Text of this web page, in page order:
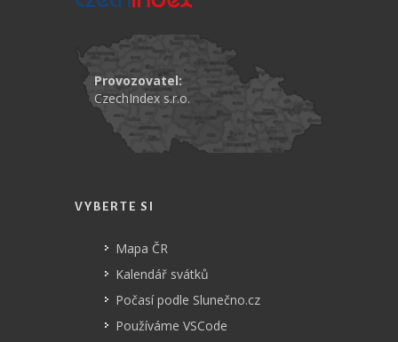
Provozovatel:
CzechIndex s.r.o.
VYBERTE SI
Mapa ČR
Kalendář svátků
Počasí podle Slunečno.cz
Používáme VSCode